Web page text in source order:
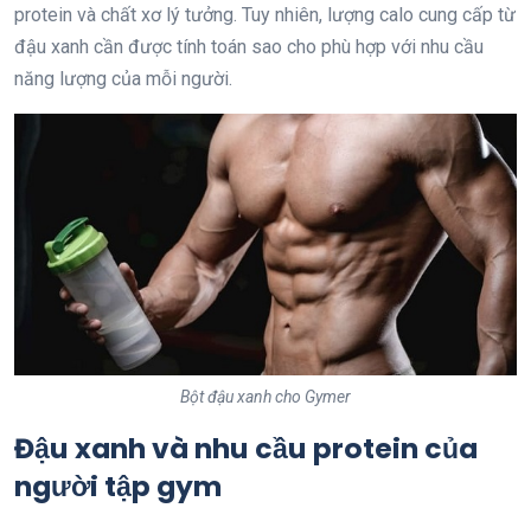
protein và chất xơ lý tưởng. Tuy nhiên, lượng calo cung cấp từ
đậu xanh cần được tính toán sao cho phù hợp với nhu cầu
năng lượng của mỗi người.
Bột đậu xanh cho Gymer
Đậu xanh và nhu cầu protein của
người tập gym